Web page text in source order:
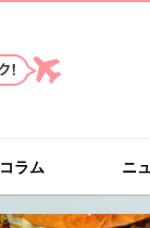
コラム ニ